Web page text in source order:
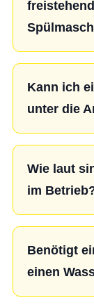
Kann ich
unter die
Wie laut
im
Benötigt
einen